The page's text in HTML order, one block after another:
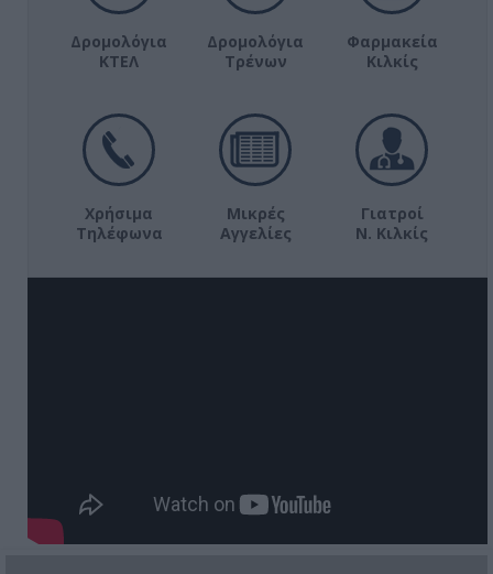
Δρομολόγια
ΚΤΕΛ
Δρομολόγια
Τρένων
Φαρμακεία
Κιλκίς
Χρήσιμα
Τηλέφωνα
Μικρές
Αγγελίες
Γιατροί
Ν. Κιλκίς